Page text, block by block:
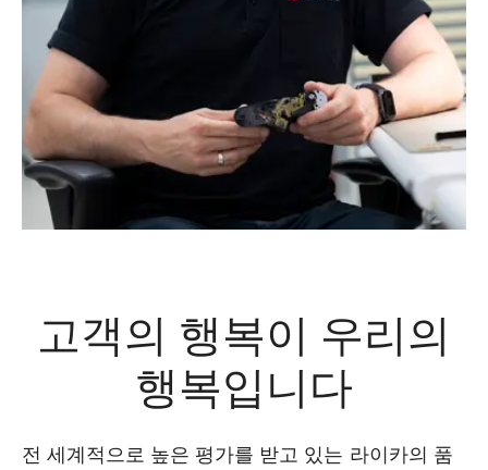
고객의 행복이 우리의
행복입니다
전 세계적으로 높은 평가를 받고 있는 라이카의 품